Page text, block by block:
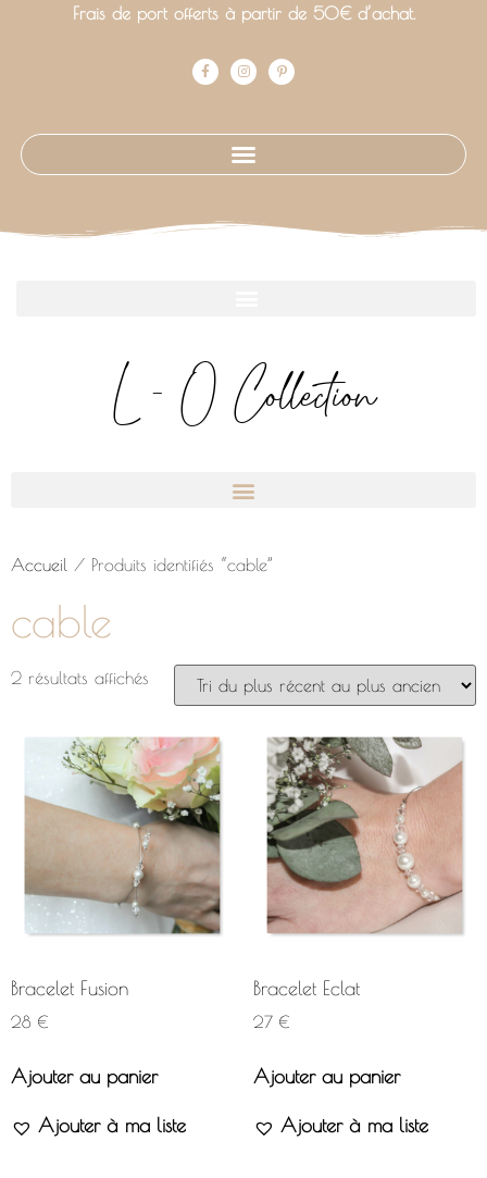
Frais de port offerts à partir de 50€ d’achat.
L - O Collection
Accueil / Produits identifiés “cable”
cable
2 résultats affichés
Bracelet Fusion
28 €
Ajouter au panier
Ajouter à ma liste
Bracelet Eclat
27 €
Ajouter au panier
Ajouter à ma liste